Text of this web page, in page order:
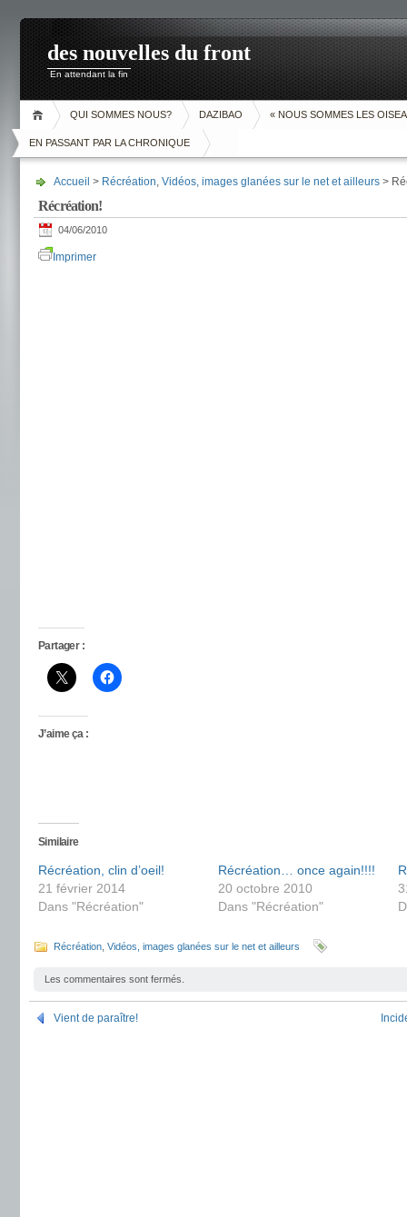
des nouvelles du front
En attendant la fin
QUI SOMMES NOUS? DAZIBAO « NOUS SOMMES LES
EN PASSANT PAR LA CHRONIQUE
Accueil > Récréation, Vidéos, images glanées sur le net et ailleurs >
Récréation!
04/06/2010
Imprimer
Partager :
J’aime ça :
Similaire
Récréation, clin d’oeil!
21 février 2014
Dans "Récréation"
Récréation… once again!!!!
20 octobre 2010
Dans "Récréation"
Récréation Vidéos, images glanées sur le net et ailleurs
Les commentaires sont fermés.
Vient de paraître!